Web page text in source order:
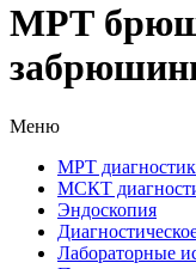
МРТ
Меню
МРТ
МСКТ
Эндоскопия
Лабораторные